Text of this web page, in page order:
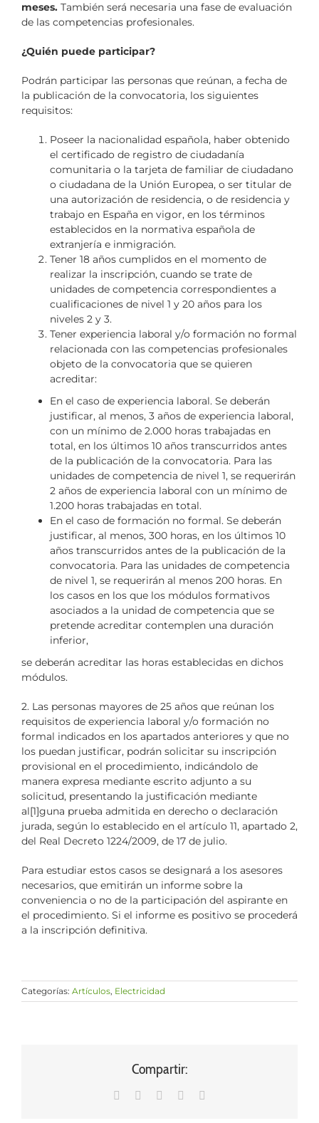
meses. También será necesaria una fase de evaluación
de las competencias profesionales.
¿Quién puede participar?
Podrán participar las personas que reúnan, a fecha de
la publicación de la convocatoria, los siguientes
requisitos:
Poseer la nacionalidad española, haber obtenido
el certificado de registro de ciudadanía
comunitaria o la tarjeta de familiar de ciudadano
o ciudadana de la Unión Europea, o ser titular de
una autorización de residencia, o de residencia y
trabajo en España en vigor, en los términos
establecidos en la normativa española de
extranjería e inmigración.
Tener 18 años cumplidos en el momento de
realizar la inscripción, cuando se trate de
unidades de competencia correspondientes a
cualificaciones de nivel 1 y 20 años para los
niveles 2 y 3.
Tener experiencia laboral y/o formación no formal
relacionada con las competencias profesionales
objeto de la convocatoria que se quieren
acreditar:
En el caso de experiencia laboral. Se deberán
justificar, al menos, 3 años de experiencia laboral,
con un mínimo de 2.000 horas trabajadas en
total, en los últimos 10 años transcurridos antes
de la publicación de la convocatoria. Para las
unidades de competencia de nivel 1, se requerirán
2 años de experiencia laboral con un mínimo de
1.200 horas trabajadas en total.
En el caso de formación no formal. Se deberán
justificar, al menos, 300 horas, en los últimos 10
años transcurridos antes de la publicación de la
convocatoria. Para las unidades de competencia
de nivel 1, se requerirán al menos 200 horas. En
los casos en los que los módulos formativos
asociados a la unidad de competencia que se
pretende acreditar contemplen una duración
inferior,
se deberán acreditar las horas establecidas en dichos
módulos.
2. Las personas mayores de 25 años que reúnan los
requisitos de experiencia laboral y/o formación no
formal indicados en los apartados anteriores y que no
los puedan justificar, podrán solicitar su inscripción
provisional en el procedimiento, indicándolo de
manera expresa mediante escrito adjunto a su
solicitud, presentando la justificación mediante
al[1]guna prueba admitida en derecho o declaración
jurada, según lo establecido en el artículo 11, apartado 2,
del Real Decreto 1224/2009, de 17 de julio.
Para estudiar estos casos se designará a los asesores
necesarios, que emitirán un informe sobre la
conveniencia o no de la participación del aspirante en
el procedimiento. Si el informe es positivo se procederá
a la inscripción definitiva.
Categorías: Artículos, Electricidad
Compartir:
WhatsAppLinkedInFacebook